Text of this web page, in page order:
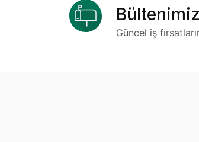
Güncel iş